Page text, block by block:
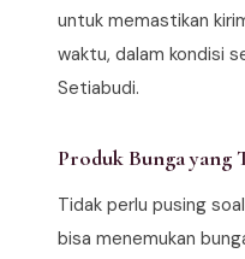
untuk memastikan
waktu, dalam kondisi
Setiabudi.
Produk Bunga yang
Tidak perlu pusing
bisa menemukan